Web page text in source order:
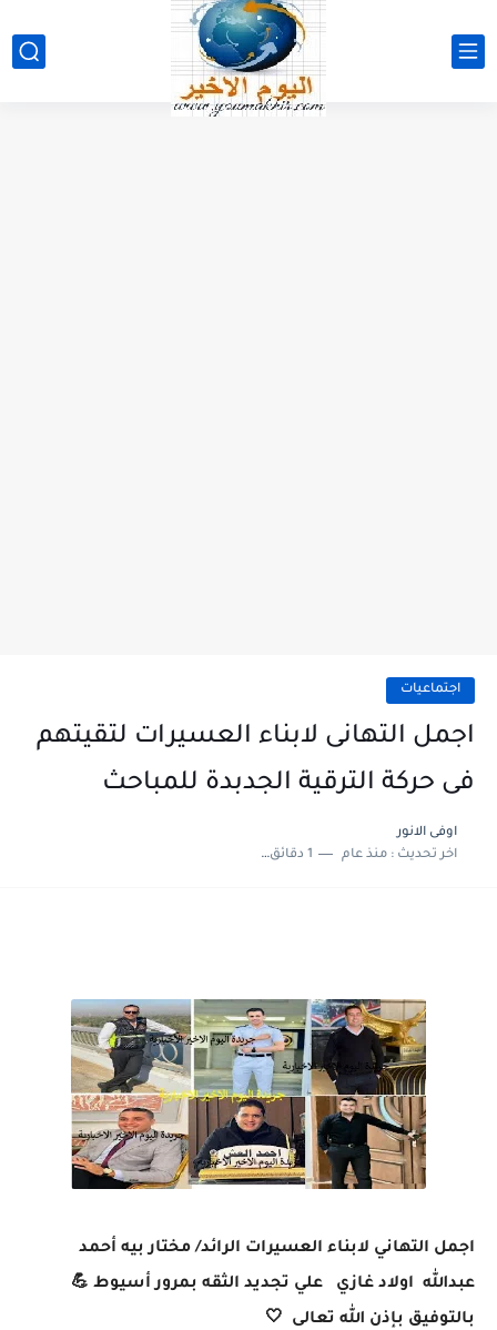
اجتماعيات
اجمل التهانى لابناء العسيرات لتقيتهم
فى حركة الترقية الجدبدة للمباحث
اوفى الانور
اخر تحديث :منذ عام 1 دقائق للقراءة
اجمل التهاني لابناء العسيرات الرائد/ مختار بيه أحمد
عبدالله اولاد غازي علي تجديد الثقه بمرور أسيوط 💪
بالتوفيق بإذن الله تعالى 🤍